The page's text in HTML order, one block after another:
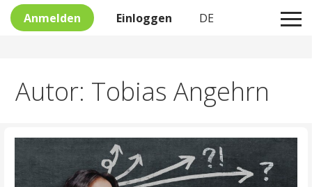
content
Anmelden Einloggen DE
Autor: Tobias Angehrn